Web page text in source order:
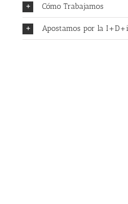
Cómo Trabajamos
Apostamos por la I+D+i